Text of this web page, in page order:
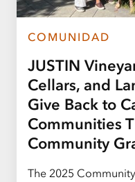
COMUNIDAD
JUSTIN
Cellars, and
Give Back to
Communities
Community
The 2025